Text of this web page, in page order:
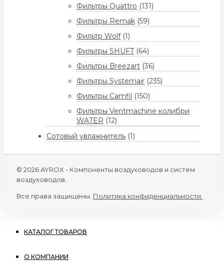
Фильтры Quattro (131)
Фильтры Remak (59)
Фильтр Wolf (1)
Фильтры SHUFT (64)
Фильтры Breezart (36)
Фильтры Systemair (235)
Фильтры Camfil (150)
Фильтры Ventmachine колибри
WATER (12)
Сотовый увлажнитель (1)
© 2026 AYROX - Компоненты воздуховодов и систем
воздуховодов.
Все права защищены. Политика конфиденциальности.
КАТАЛОГ ТОВАРОВ
О КОМПАНИИ